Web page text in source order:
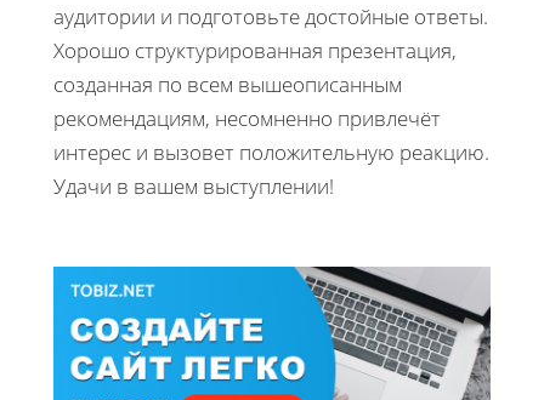
аудитории и подготовьте достойные ответы.
Хорошо структурированная презентация,
созданная по всем вышеописанным
рекомендациям, несомненно привлечёт
интерес и вызовет положительную реакцию.
Удачи в вашем выступлении!